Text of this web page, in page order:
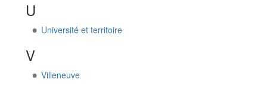
U
Université et territoire
V
Villeneuve